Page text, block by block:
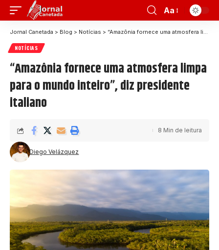
Aa
Jornal Canetada > Blog > Notícias > “Amazônia fornece uma atmosfera limpa para o mundo inteiro”, diz presidente italiano
NOTÍCIAS
“Amazônia fornece uma atmosfera limpa
para o mundo inteiro”, diz presidente
italiano
Diego Velázquez
8 Min de leitura